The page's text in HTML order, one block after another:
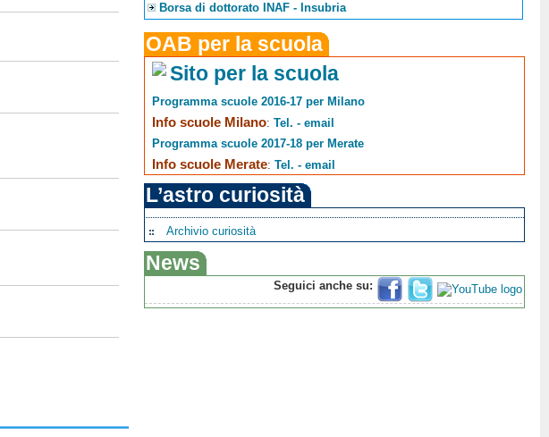
Borsa di dottorato INAF - Insubria
OAB per la scuola
Sito per la scuola
Programma scuole 2016-17 per Milano
Info scuole Milano:Tel. - email
Programma scuole 2017-18 per Merate
Info scuole Merate:Tel. - email
L’astro curiosità
Archivio curiosità
News
Seguici anche su: